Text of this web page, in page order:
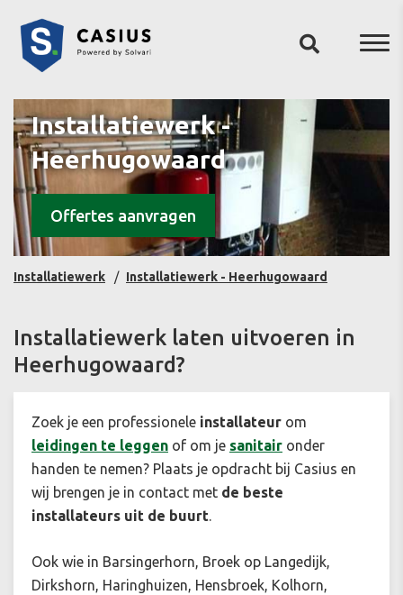
Installatiewerk -
Heerhugowaard
Offertes aanvragen
Installatiewerk Installatiewerk - Heerhugowaard
Installatiewerk laten uitvoeren in
Heerhugowaard?
Zoek je een professionele installateur om
leidingen te leggen of om je sanitair onder
handen te nemen? Plaats je opdracht bij Casius en
wij brengen je in contact met de beste
installateurs uit de buurt.
Ook wie in Barsingerhorn, Broek op Langedijk,
Dirkshorn, Haringhuizen, Hensbroek, Kolhorn,